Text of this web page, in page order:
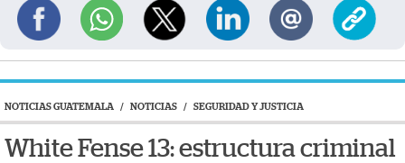
NOTICIAS GUATEMALA / NOTICIAS / SEGURIDAD Y JUSTICIA
White Fense 13: estructura criminal